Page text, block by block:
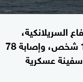
‌السريلانكية،
الأربعاء، عن فقدان ما ‌لا ‌يقل ‌عن ‌101 شخص، وإصابة ‌78
عسكرية